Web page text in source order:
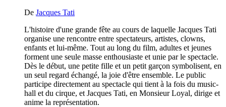
De Jacques Tati
L'histoire d'une grande fête au cours de laquelle Jacques Tati
organise une rencontre entre spectateurs, artistes, clowns,
enfants et lui-même. Tout au long du film, adultes et jeunes
forment une seule masse enthousiaste et unie par le spectacle.
Dès le début, une petite fille et un petit garçon symbolisent, en
un seul regard échangé, la joie d'être ensemble. Le public
participe directement au spectacle qui tient à la fois du music-
hall et du cirque, et Jacques Tati, en Monsieur Loyal, dirige et
anime la représentation.